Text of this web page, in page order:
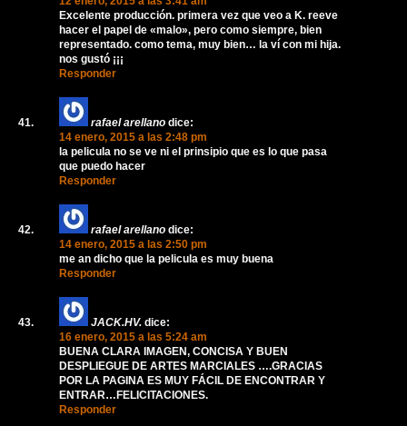
Excelente producción. primera vez que veo a K. reeve
hacer el papel de «malo», pero como siempre, bien
representado. como tema, muy bien… la ví con mi hija.
nos gustó ¡¡¡
Responder
rafael arellano dice:
14 enero, 2015 a las 2:48 pm
la pelicula no se ve ni el prinsipio que es lo que pasa
que puedo hacer
Responder
rafael arellano dice:
14 enero, 2015 a las 2:50 pm
me an dicho que la pelicula es muy buena
Responder
JACK.HV. dice:
16 enero, 2015 a las 5:24 am
BUENA CLARA IMAGEN, CONCISA Y BUEN
DESPLIEGUE DE ARTES MARCIALES ….GRACIAS
POR LA PAGINA ES MUY FÁCIL DE ENCONTRAR Y
ENTRAR…FELICITACIONES.
Responder